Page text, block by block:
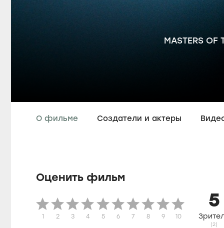
MASTERS OF
О фильме Создатели и актеры
Оценить фильм
1 2 3 4 5 6 7 8 9 10
5
(2)